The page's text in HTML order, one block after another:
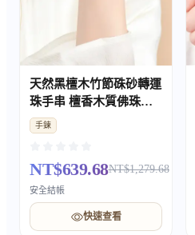
天然黑檀木竹節硃砂轉運
珠手串 檀香木質佛珠護
身符 男女款
手鍊
NT$639.68NT$1,279.68
安全結帳
快速查看